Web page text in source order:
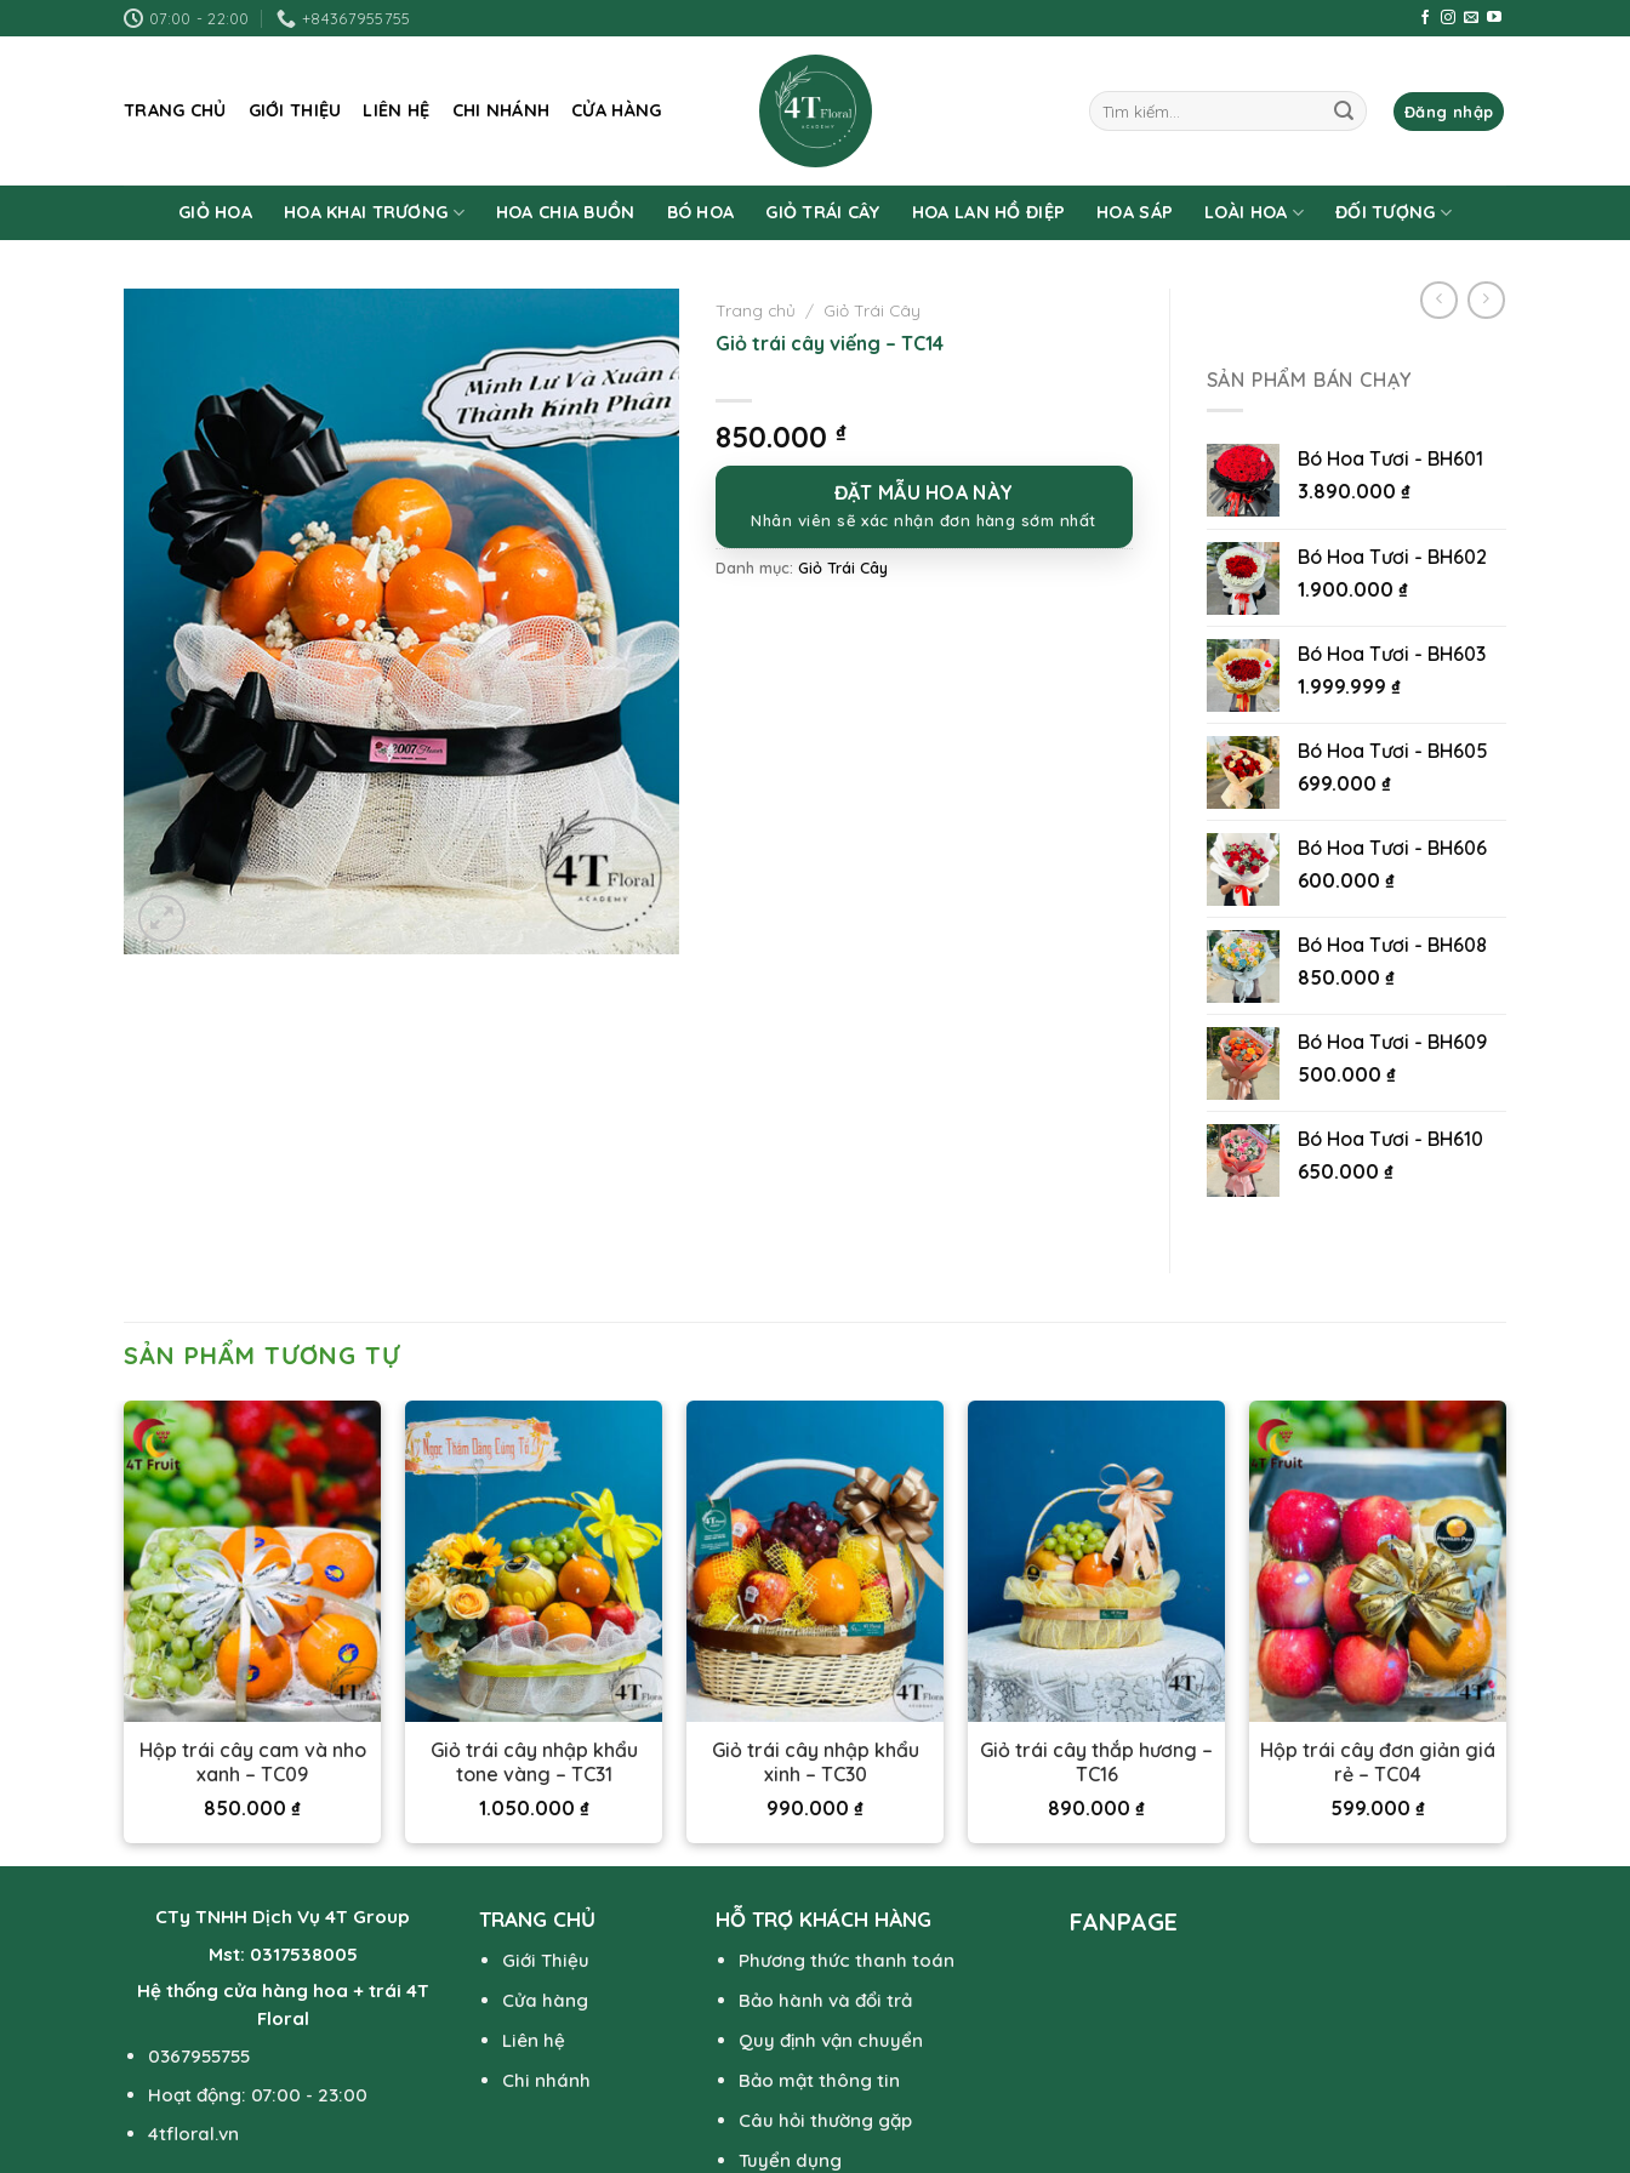
to
07:00 - 22:00 +84367955755
TRANG CHỦ GIỚI THIỆU LIÊN HỆ CHI NHÁNH CỬA HÀNG
Tìm
kiếm:
Đăng nhập
GIỎ HOA HOA KHAI TRƯƠNG HOA CHIA BUỒN BÓ HOA GIỎ TRÁI CÂY HOA LAN HỒ ĐIỆP HOA SÁP LOÀI HOA ĐỐI TƯỢNG
Trang chủ / Giỏ Trái Cây
Giỏ trái cây viếng – TC14
850.000 ₫
ĐẶT MẪU HOA NÀY
Nhân viên sẽ xác nhận đơn hàng sớm nhất
Danh mục: Giỏ Trái Cây
SẢN PHẨM BÁN CHẠY
Bó Hoa Tươi - BH601
3.890.000 ₫
Bó Hoa Tươi - BH602
1.900.000 ₫
Bó Hoa Tươi - BH603
1.999.999 ₫
Bó Hoa Tươi - BH605
699.000 ₫
Bó Hoa Tươi - BH606
600.000 ₫
Bó Hoa Tươi - BH608
850.000 ₫
Bó Hoa Tươi - BH609
500.000 ₫
Bó Hoa Tươi - BH610
650.000 ₫
SẢN PHẨM TƯƠNG TỰ
Hộp trái cây cam và nho
xanh – TC09
850.000 ₫
Giỏ trái cây nhập khẩu
tone vàng – TC31
1.050.000 ₫
Giỏ trái cây nhập khẩu
xinh – TC30
990.000 ₫
Giỏ trái cây thắp hương –
TC16
890.000 ₫
Hộp trái cây đơn giản giá
rẻ – TC04
599.000 ₫
CTy TNHH Dịch Vụ 4T Group
Mst: 0317538005
Hệ thống cửa hàng hoa + trái 4T
Floral
0367955755
Hoạt động: 07:00 - 23:00
4tfloral.vn
TRANG CHỦ
Giới Thiệu
Cửa hàng
Liên hệ
Chi nhánh
HỖ TRỢ KHÁCH HÀNG
Phương thức thanh toán
Bảo hành và đổi trả
Quy định vận chuyển
Bảo mật thông tin
Câu hỏi thường gặp
Tuyển dụng
FANPAGE